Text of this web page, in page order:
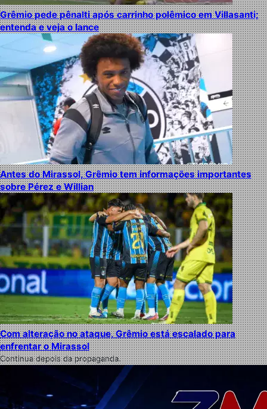
Grêmio pede pênalti após carrinho polêmico em Villasanti;
entenda e veja o lance
Antes do Mirassol, Grêmio tem informações importantes
sobre Pérez e Willian
Com alteração no ataque, Grêmio está escalado para
enfrentar o Mirassol
Continua depois da propaganda.